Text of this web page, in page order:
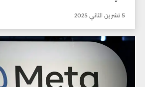
5 تشرين الثاني 2025